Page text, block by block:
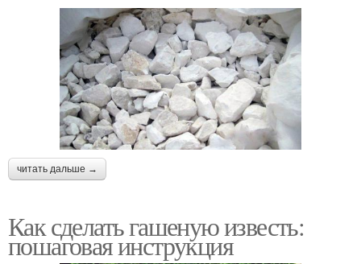
читать дальше →
Как сделать гашеную известь:
пошаговая инструкция